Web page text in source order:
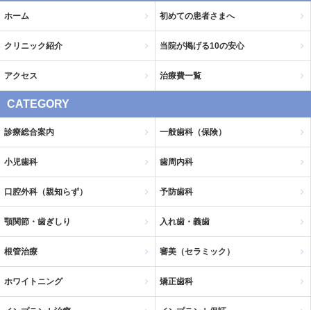
ホーム 初めての患者さまへ
クリニック紹介 当院が掲げる10の安心
アクセス 治療費一覧
CATEGORY
診療総合案内 一般歯科（保険）
小児歯科 歯周内科
口腔外科（親知らず） 予防歯科
顎関節・歯ぎしり 入れ歯・義歯
根管治療 審美（セラミック）
ホワイトニング 矯正歯科